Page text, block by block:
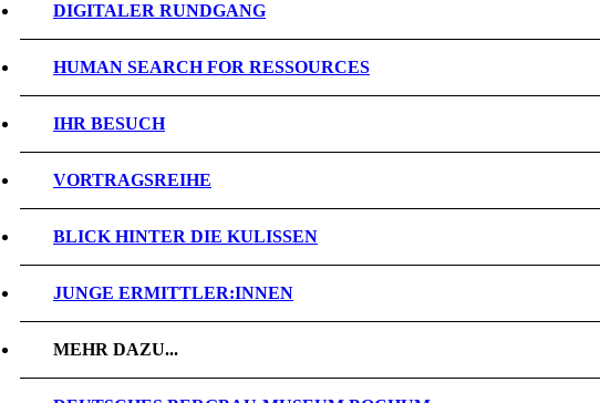
DIGITALER RUNDGANG
HUMAN SEARCH FOR RESSOURCES
IHR BESUCH
VORTRAGSREIHE
BLICK HINTER DIE KULISSEN
JUNGE ERMITTLER:INNEN
MEHR DAZU...